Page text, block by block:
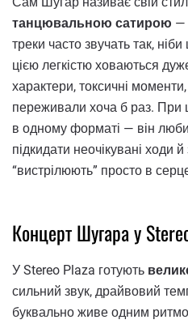
танцювальною сатирою —
треки часто звучать так,
цією легкістю ховаються
характери, токсичні
переживали хоча б раз. При
в одному форматі — він
підкидати неочікувані ходи й
“вистрілюють” просто в
Концерт Шугара у
У Stereo Plaza готують
сильний звук, драйвовий
буквально живе одним